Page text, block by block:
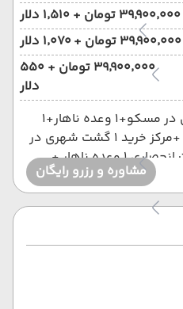
۳۹٬۹۰۰٬۰۰۰ تومان + ۱٬۵۱۰ دلار
۳۹٬۹۰۰٬۰۰۰ تومان + ۱٬۰۷۰ دلار
۳۹٬۹۰۰٬۰۰۰ تومان + ۵۵۰
دلار
توضیحات: 1 روز گشت شهری در مسکو+1 وعده ناهار+1
گشت انحصاری 1 وعده ناهار +مرکز خرید 1 گشت شهری در
سنت با 1 وعده ناهار+1 گشت انحصاری 1 وعده ناهار +
مشاوره و رزرو رایگان